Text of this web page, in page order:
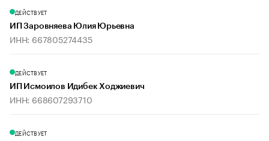
ДЕЙСТВУЕТ
ИП Заровняева Юлия Юрьевна
ИНН: 667805274435
ДЕЙСТВУЕТ
ИП Исмоилов Идибек Ходжиевич
ИНН: 668607293710
ДЕЙСТВУЕТ